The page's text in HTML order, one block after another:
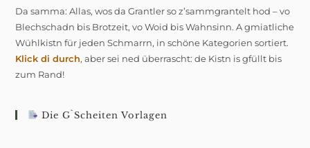
Da samma: Allas, wos da Grantler so z’sammgrantelt hod – vo
Blechschadn bis Brotzeit, vo Woid bis Wahnsinn. A gmiatliche
Wühlkistn für jeden Schmarrn, in schöne Kategorien sortiert.
Klick di durch, aber sei ned überrascht: de Kistn is gfüllt bis
zum Rand!
Die G`scheiten Vorlagen